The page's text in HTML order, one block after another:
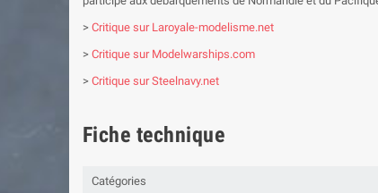
> Critique sur Laroyale-modelisme.net
> Critique sur Modelwarships.com
> Critique sur Steelnavy.net
Fiche technique
Catégories